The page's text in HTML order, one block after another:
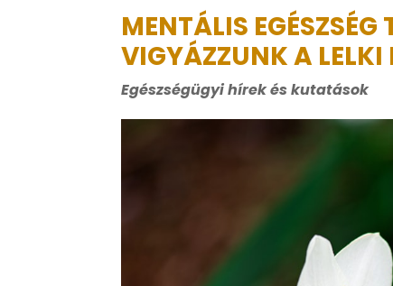
MENTÁLIS
VIGYÁZZUNK A LELKI
Egészségügyi hírek és kutatások